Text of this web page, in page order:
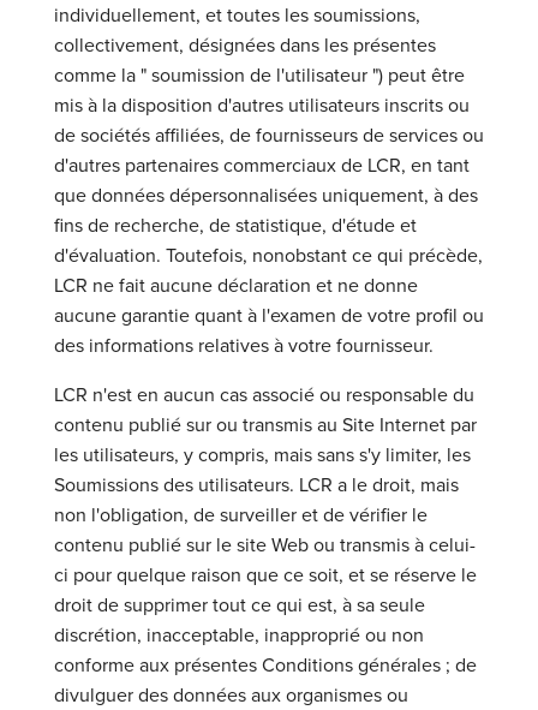
individuellement, et toutes les soumissions,
collectivement, désignées dans les présentes
comme la " soumission de l'utilisateur ") peut être
mis à la disposition d'autres utilisateurs inscrits ou
de sociétés affiliées, de fournisseurs de services ou
d'autres partenaires commerciaux de LCR, en tant
que données dépersonnalisées uniquement, à des
fins de recherche, de statistique, d'étude et
d'évaluation. Toutefois, nonobstant ce qui précède,
LCR ne fait aucune déclaration et ne donne
aucune garantie quant à l'examen de votre profil ou
des informations relatives à votre fournisseur.
LCR n'est en aucun cas associé ou responsable du
contenu publié sur ou transmis au Site Internet par
les utilisateurs, y compris, mais sans s'y limiter, les
Soumissions des utilisateurs. LCR a le droit, mais
non l'obligation, de surveiller et de vérifier le
contenu publié sur le site Web ou transmis à celui-
ci pour quelque raison que ce soit, et se réserve le
droit de supprimer tout ce qui est, à sa seule
discrétion, inacceptable, inapproprié ou non
conforme aux présentes Conditions générales ; de
divulguer des données aux organismes ou